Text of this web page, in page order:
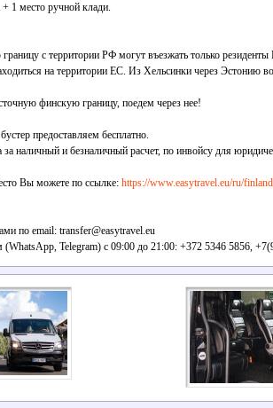
1 место ручной клади.
с территории РФ могут въезжать только
на территории ЕС. Из Хельсинки через Эстонию
финскую границу, поедем через нее!
предоставляем бесплатно.
наличный и безналичный расчет, по инвойсу для
Вы можете по ссылке: https://www.easytravel.eu/ru/
по email: transfer@easytravel.eu
(WhatsApp, Telegram) с 09:00 до 21:00: +372 5346 5856,